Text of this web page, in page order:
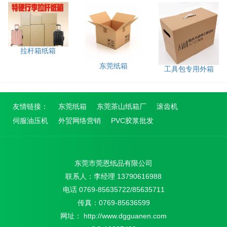
拉杆箱纸箱
东莞纸箱
工具包专用外箱
友情链接： 东莞纸箱 东莞茶山纸箱厂
滚齿机
伺服油压机
外贸网络营销 PVC胶浆批发
东莞市莞恩纸品有限公司
联系人：李经理 13790616988
电话 0769-85635722/85635711
传真：0769-85636599
网址： http://www.dgguanen.com